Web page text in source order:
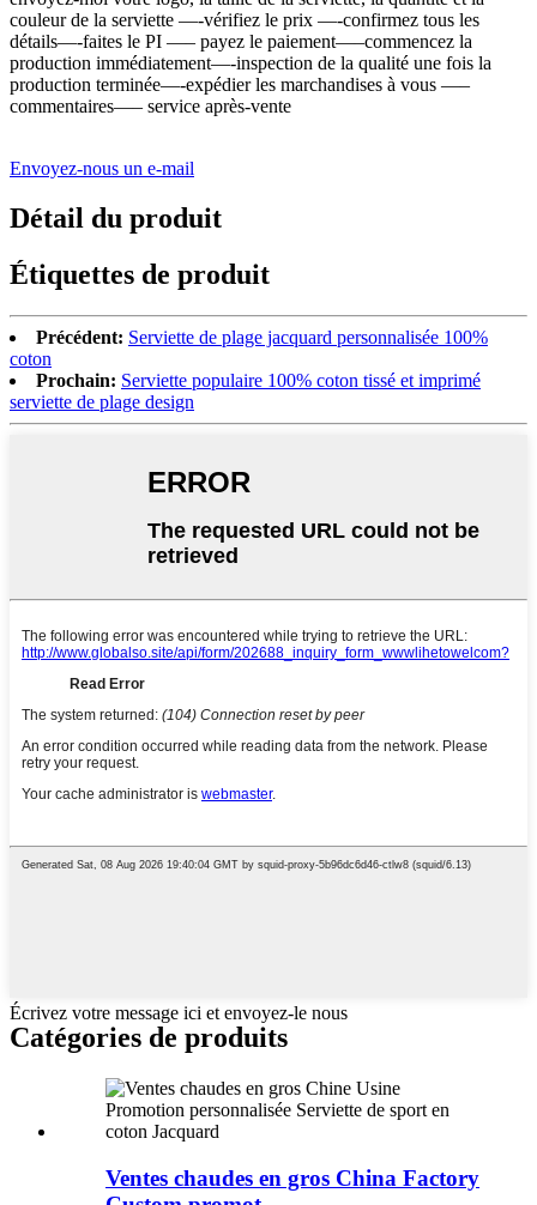
couleur de la serviette —-vérifiez le prix —-confirmez tous les
détails—-faites le PI —– payez le paiement—–commencez la
production immédiatement—-inspection de la qualité une fois la
production terminée—-expédier les marchandises à vous —–
commentaires—– service après-vente
Envoyez-nous un e-mail
Détail du produit
Étiquettes de produit
Précédent: Serviette de plage jacquard personnalisée 100%
coton
Prochain: Serviette populaire 100% coton tissé et imprimé
serviette de plage design
Écrivez votre message ici et envoyez-le nous
Catégories de produits
Ventes chaudes en gros China Factory